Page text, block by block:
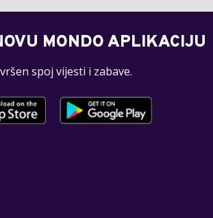
MONDO APLIKACIJU
spoj vijesti i zabave.